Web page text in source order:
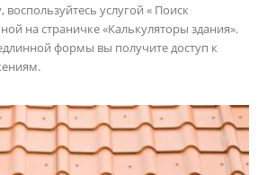
услугой « Поиск
на страничке «Калькуляторы здания».
формы вы получите доступ к